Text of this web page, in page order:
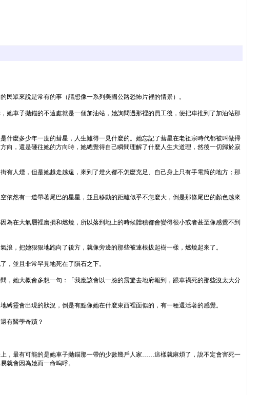
眾來說是常有的事（請想像一系列美國公路恐怖片裡的情景）。
車子拋錨的不遠處就是一個加油站，她詢問過那裡的員工後，便把車推到了加油站那
麼多少年一度的彗星，人生難得一見什麼的。她忘記了彗星在老祖宗時代都被叫做掃
，還是砸往她的方向時，她總覺得自己瞬間理解了什麼人生大道理，然後一切歸於寂
人煙，但是她越走越遠，來到了燈火都不怎麼充足、自己身上只有手電筒的地方；那
然有一道帶著尾巴的星星，並且移動的距離似乎不怎麼大，倒是那條尾巴的顏色越來
為在大氣層裡磨損和燃燒，所以落到地上的時候體積都會變得很小或者甚至像感覺不到
，把她狠狠地跑向了後方，就像旁邊的那些被連根拔起樹一樣，燃燒起來了。
，並且非常罕見地死在了隕石之下。
她大概會多想一句：「我應該會以一臉的震驚去地府報到，跟車禍死的那些沒太大分
靈會出現的狀況，倒是有點像她在什麼東西裡面似的，有一種還活著的感覺。
有醫學奇蹟？
，最有可能的是她車子拋錨那一帶的少數幾戶人家……這樣就麻煩了，說不定會害死一
就會因為她而一命嗚呼。